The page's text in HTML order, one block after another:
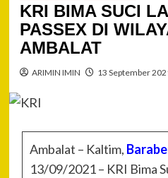
KRI BIMA SUCI
PASSEX DI
AMBALAT
ARIMIN IMIN 13 September
Ambalat – Kaltim,
13/09/2021 – KRI Bima